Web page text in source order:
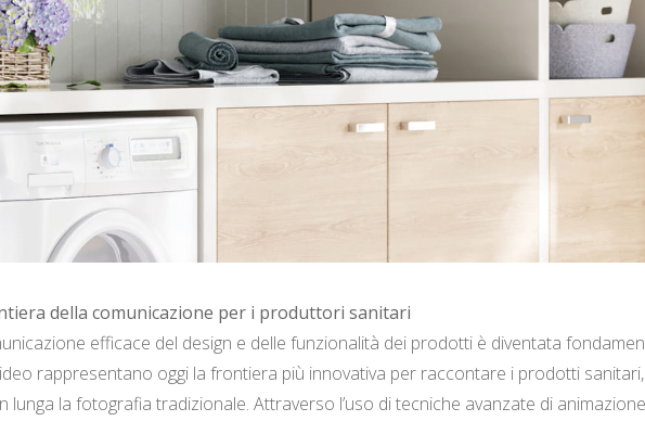
della comunicazione per i produttori sanitari
efficace del design e delle funzionalità dei prodotti è diventata
rappresentano oggi la frontiera più innovativa per raccontare i prodotti
lunga la fotografia tradizionale. Attraverso l’uso di tecniche avanzate di